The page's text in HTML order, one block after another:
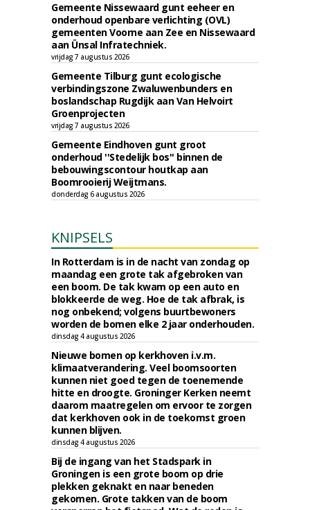
Gemeente Nissewaard gunt eeheer en
onderhoud openbare verlichting (OVL)
gemeenten Voorne aan Zee en Nissewaard
aan Ünsal Infratechniek.
vrijdag 7 augustus 2026
Gemeente Tilburg gunt ecologische
verbindingszone Zwaluwenbunders en
boslandschap Rugdijk aan Van Helvoirt
Groenprojecten
vrijdag 7 augustus 2026
Gemeente Eindhoven gunt groot
onderhoud ''Stedelijk bos'' binnen de
bebouwingscontour houtkap aan
Boomrooierij Weijtmans.
donderdag 6 augustus 2026
KNIPSELS
In Rotterdam is in de nacht van zondag op
maandag een grote tak afgebroken van
een boom. De tak kwam op een auto en
blokkeerde de weg. Hoe de tak afbrak, is
nog onbekend; volgens buurtbewoners
worden de bomen elke 2 jaar onderhouden.
dinsdag 4 augustus 2026
Nieuwe bomen op kerkhoven i.v.m.
klimaatverandering. Veel boomsoorten
kunnen niet goed tegen de toenemende
hitte en droogte. Groninger Kerken neemt
daarom maatregelen om ervoor te zorgen
dat kerkhoven ook in de toekomst groen
kunnen blijven.
dinsdag 4 augustus 2026
Bij de ingang van het Stadspark in
Groningen is een grote boom op drie
plekken geknakt en naar beneden
gekomen. Grote takken van de boom